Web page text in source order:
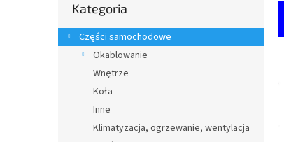
k
b
kategorie
Kategoria
Części samochodowe
Okablowanie
Wnętrze
Koła
Inne
Klimatyzacja, ogrzewanie, wentylacja